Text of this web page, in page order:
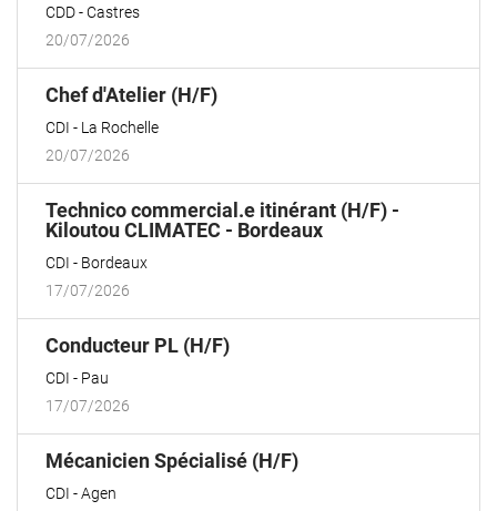
CDD
Castres
20/07/2026
Chef d'Atelier (H/F)(Nouvelle
CDI
La Rochelle
20/07/2026
Technico commercial.e itinérant (H/F) -
Kiloutou CLIMATEC - Bordeaux(Nouvelle
CDI
Bordeaux
17/07/2026
Conducteur PL (H/F)(Nouvelle
CDI
Pau
17/07/2026
Mécanicien Spécialisé (H/F)(Nouvelle
CDI
Agen